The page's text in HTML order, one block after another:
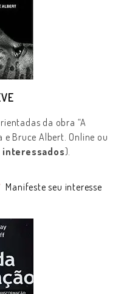
da obra “A
e Bruce Albert. Online ou
).
Manifeste seu interesse